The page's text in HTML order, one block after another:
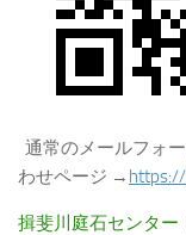
通常のメールフォ
わせページ → https://
揖斐川庭石センター